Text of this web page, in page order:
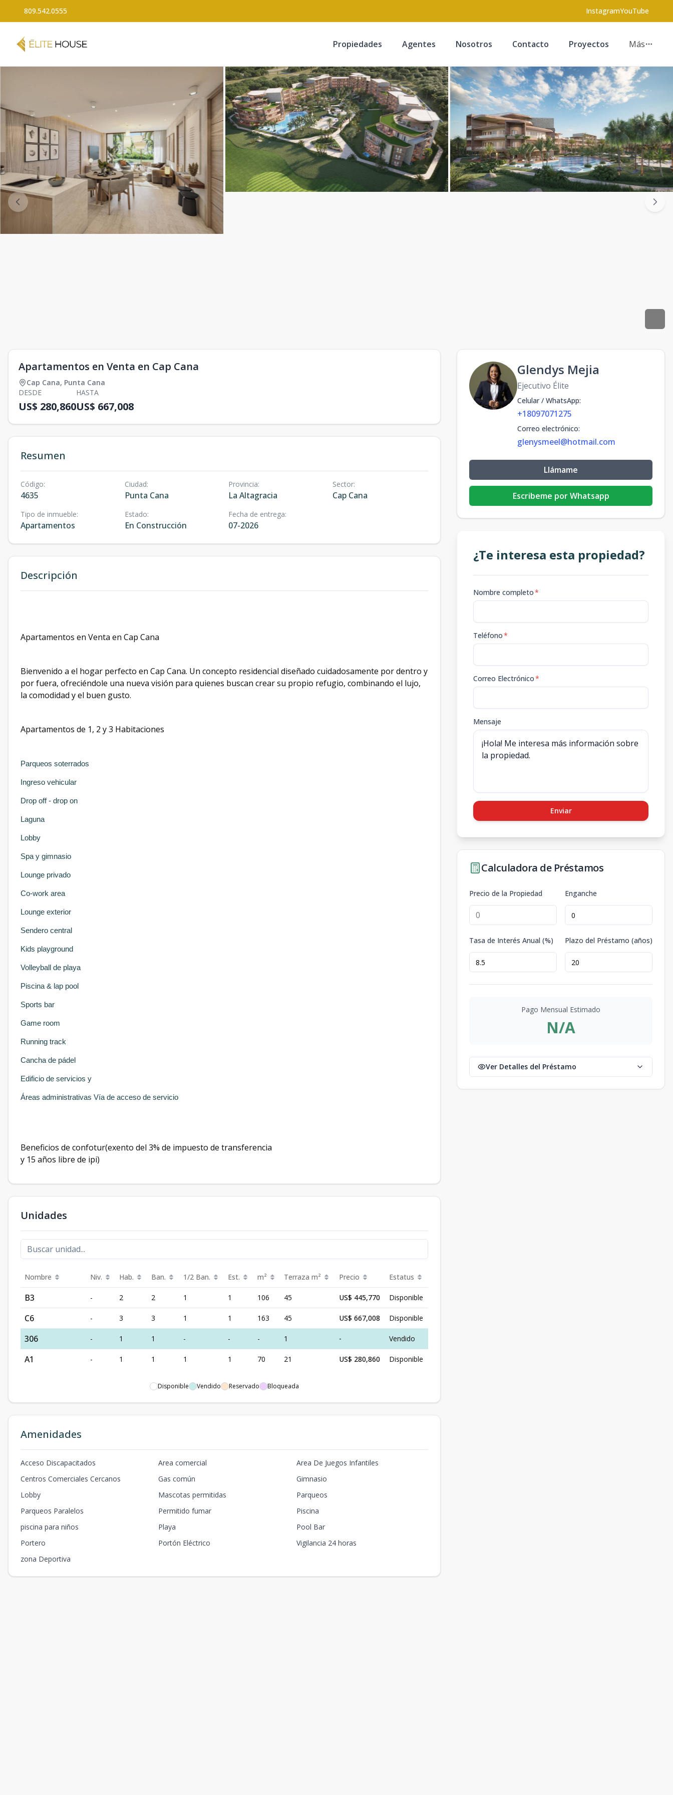
809.542.0555 InstagramYouTube
Propiedades Agentes Nosotros Contacto Proyectos Más
Apartamentos en Venta en Cap Cana
Cap Cana, Punta Cana
DESDE
US$ 280,860
HASTA
US$ 667,008
Resumen
Código:
4635
Ciudad:
Punta Cana
Provincia:
La Altagracia
Sector:
Cap Cana
Tipo de inmueble:
Apartamentos
Estado:
En Construcción
Fecha de entrega:
07-2026
Descripción
Apartamentos en Venta en Cap Cana
Bienvenido a el hogar perfecto en Cap Cana. Un concepto residencial diseñado cuidadosamente por dentro y
por fuera, ofreciéndole una nueva visión para quienes buscan crear su propio refugio, combinando el lujo,
la comodidad y el buen gusto.
Apartamentos de 1, 2 y 3 Habitaciones
Parqueos soterrados
Ingreso vehicular
Drop off - drop on
Laguna
Lobby
Spa y gimnasio
Lounge privado
Co-work area
Lounge exterior
Sendero central
Kids playground
Volleyball de playa
Piscina & lap pool
Sports bar
Game room
Running track
Cancha de pádel
Edificio de servicios y
Áreas administrativas Vía de acceso de servicio
Beneficios de confotur(exento del 3% de impuesto de transferencia
y 15 años libre de ipi)
Unidades
Nombre Niv. Hab. Ban. 1/2 Ban. Est. m² Terraza m² Precio Estatus
B3 - 2 2 1 1 106 45 US$ 445,770 Disponible
C6 - 3 3 1 1 163 45 US$ 667,008 Disponible
306 - 1 1 - - - 1 - Vendido
A1 - 1 1 1 1 70 21 US$ 280,860 Disponible
Disponible Vendido Reservado Bloqueada
Amenidades
Acceso Discapacitados Area comercial
Area De Juegos Infantiles
Centros Comerciales Cercanos
Gas común
Gimnasio
Lobby
Mascotas permitidas
Parqueos
Parqueos Paralelos
Permitido fumar
Piscina
piscina para niños
Playa
Pool Bar
Portero
Portón Eléctrico
Vigilancia 24 horas
zona Deportiva
Glendys Mejia
Ejecutivo Élite
Celular / WhatsApp:
+18097071275
Correo electrónico:
glenysmeel@hotmail.com
Llámame
Escribeme por Whatsapp
¿Te interesa esta propiedad?
Nombre completo*
Teléfono*
Correo Electrónico*
Mensaje
Enviar
Calculadora de Préstamos
Precio de la Propiedad Enganche
Tasa de Interés Anual (%) Plazo del Préstamo (años)
Pago Mensual Estimado
N/A
Ver Detalles del Préstamo